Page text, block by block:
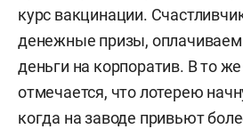
курс вакцинации.
денежные призы,
деньги на корпоратив. В то
отмечается, что лотерею
когда на заводе привьют